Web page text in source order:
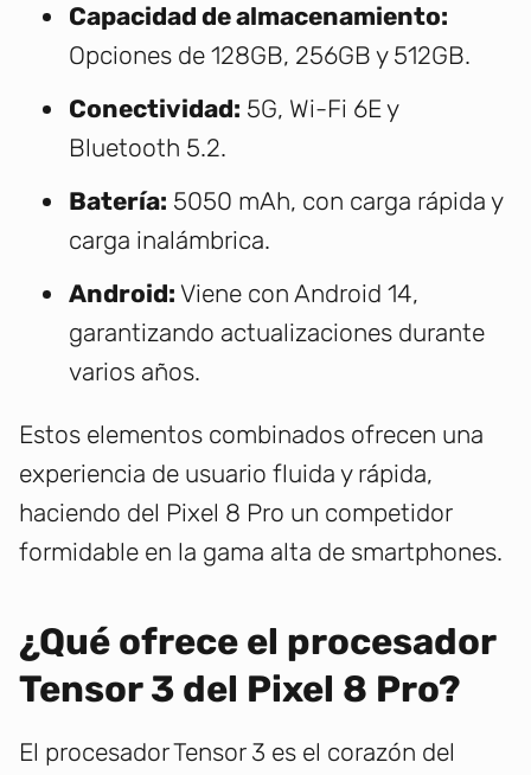
Capacidad de almacenamiento:
Opciones de 128GB, 256GB y 512GB.
Conectividad: 5G, Wi-Fi 6E y
Bluetooth 5.2.
Batería: 5050 mAh, con carga rápida y
carga inalámbrica.
Android: Viene con Android 14,
garantizando actualizaciones durante
varios años.
Estos elementos combinados ofrecen una
experiencia de usuario fluida y rápida,
haciendo del Pixel 8 Pro un competidor
formidable en la gama alta de smartphones.
¿Qué ofrece el procesador
Tensor 3 del Pixel 8 Pro?
El procesador Tensor 3 es el corazón del